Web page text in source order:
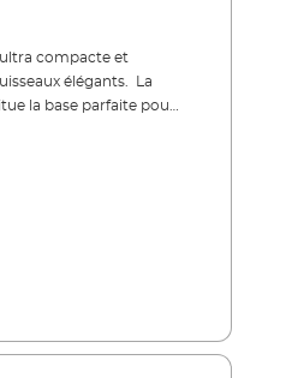
10 m
ultra compacte et
élégants. La
la base parfaite pour
de filtration de
circulation optimale
Ainsi, la pompe ne peut
FLOW se
ou dans les ensembles